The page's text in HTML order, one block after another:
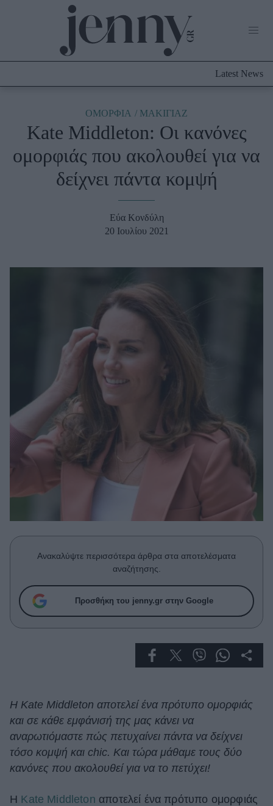
Culture
Fashion
Shopping
Beauty - Ομορφιά
Μαλλιά - Νύχια
Well being
Υγεία + Διατροφή
Σχέσεις & Σεξ
Fitness
Woman Power
Πρόσωπα
Celebrities
True Stories
Ask the Guru
Success Stories
Living
Deco
Cooking
Green
Αφιερώματα
Latest News
ΟΜΟΡΦΙΑ ΜΑΚΙΓΙΑΖ
Kate Middleton: Οι κανόνες
ομορφιάς που ακολουθεί για να
δείχνει πάντα κομψή
Εύα Κονδύλη
20 Ιουλίου 2021
Ανακαλύψτε περισσότερα άρθρα στα αποτελέσματα
αναζήτησης.
Προσθήκη του jenny.gr στην Google
Η Kate Middleton αποτελεί ένα πρότυπο ομορφιάς
και σε κάθε εμφάνισή της μας κάνει να
αναρωτιόμαστε πώς πετυχαίνει πάντα να δείχνει
τόσο κομψή και chic. Και τώρα μάθαμε τους δύο
κανόνες που ακολουθεί για να το πετύχει!
Η Kate Middleton αποτελεί ένα πρότυπο ομορφιάς